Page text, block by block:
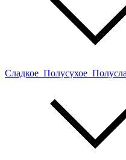
Сладкое Полусухое